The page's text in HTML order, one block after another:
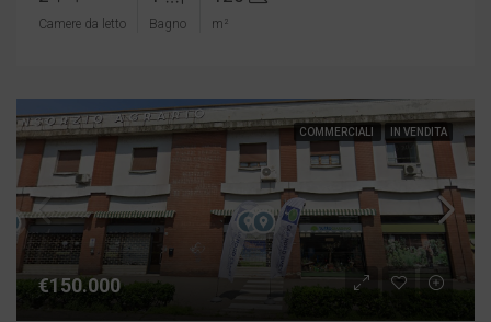
Camere da letto Bagno m²
COMMERCIALI IN VENDITA
€150.000